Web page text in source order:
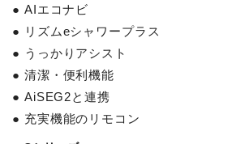
● AIエコナビ
● リズムeシャワープラス
● うっかりアシスト
● 清潔・便利機能
● AiSEG2と連携
● 充実機能のリモコン